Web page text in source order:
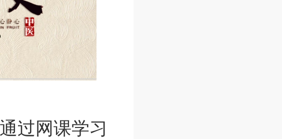
过网课学习